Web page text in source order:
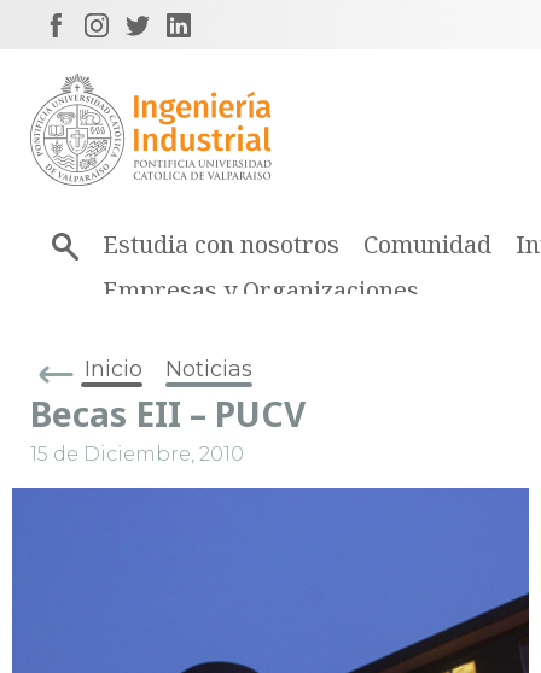
Estudia con nosotros Comunidad
Empresas y Organizaciones
Inicio Noticias
Becas EII – PUCV
15 de Diciembre, 2010